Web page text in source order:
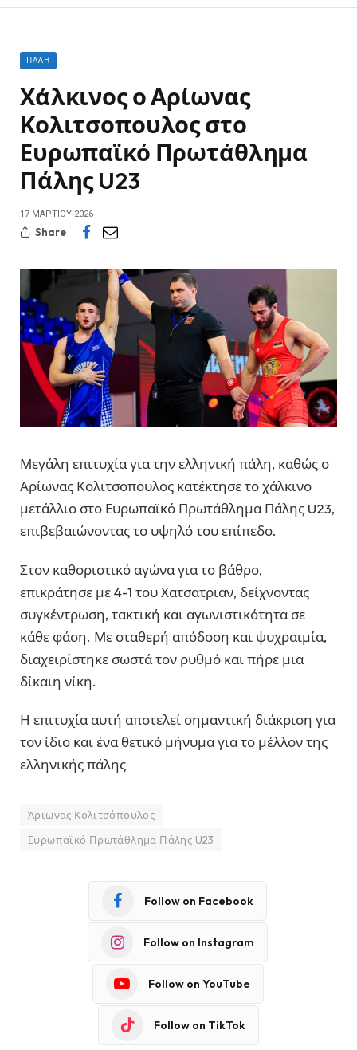
ΠΆΛΗ
Χάλκινος ο Αρίωνας
Κολιτσοπουλος στο
Ευρωπαϊκό Πρωτάθλημα
Πάλης U23
17 ΜΑΡΤΊΟΥ 2026
Share
Μεγάλη επιτυχία για την ελληνική πάλη, καθώς ο
Αρίωνας Κολιτσοπουλος κατέκτησε το χάλκινο
μετάλλιο στο Ευρωπαϊκό Πρωτάθλημα Πάλης U23,
επιβεβαιώνοντας το υψηλό του επίπεδο.
Στον καθοριστικό αγώνα για το βάθρο,
επικράτησε με 4-1 τουΧατσατριαν, δείχνοντας
συγκέντρωση, τακτική και αγωνιστικότητα σε
κάθε φάση. Με σταθερή απόδοση και ψυχραιμία,
διαχειρίστηκε σωστά τον ρυθμό και πήρε μια
δίκαιη νίκη.
Η επιτυχία αυτή αποτελεί σημαντική διάκριση για
τον ίδιο και ένα θετικό μήνυμα για το μέλλον της
ελληνικής πάλης
Άριωνας Κολιτσόπουλος
Ευρωπαϊκό Πρωτάθλημα Πάλης U23
Follow on Facebook
Follow on Instagram
Follow on YouTube
Follow on TikTok